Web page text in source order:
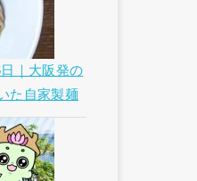
｜大阪発の
た自家製麺